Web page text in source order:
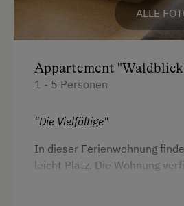
Wasserkocher
Geschirrspüler
Gitterbett
ALLE
Appartement
1 - 5 Personen
"Die Vielfältige"
In dieser Ferienwohnung
leicht Platz. Die Wohnung